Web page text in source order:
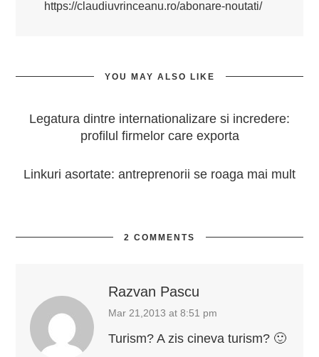
https://claudiuvrinceanu.ro/abonare-noutati/
YOU MAY ALSO LIKE
Legatura dintre internationalizare si incredere:
profilul firmelor care exporta
Linkuri asortate: antreprenorii se roaga mai mult
2 COMMENTS
Razvan Pascu
Mar 21,2013 at 8:51 pm
Turism? A zis cineva turism? 🙂